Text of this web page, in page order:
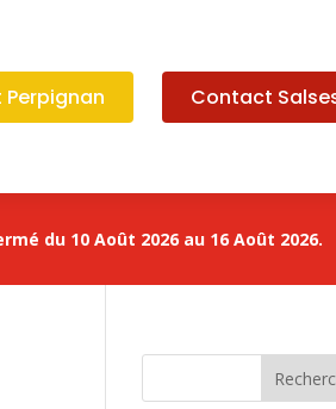
Contact
du 10 Août 2026 au 16 Août 2026.